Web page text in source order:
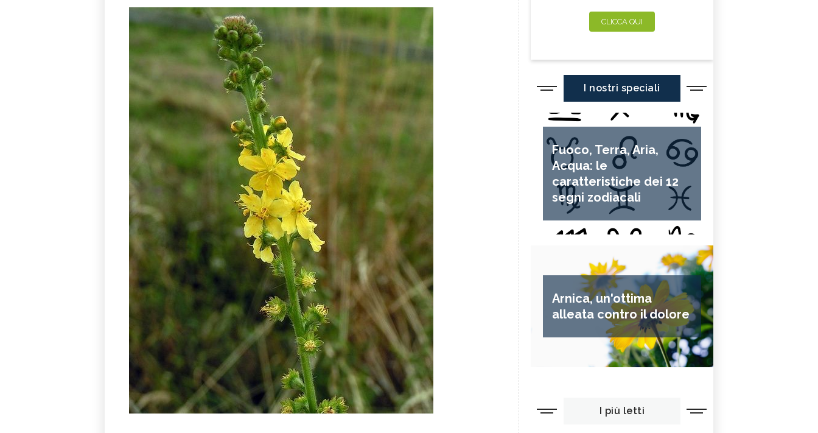
CLICCA QUI
I nostri speciali
Fuoco, Terra, Aria,
Acqua: le
caratteristiche dei 12
segni zodiacali
Arnica, un'ottima
alleata contro il dolore
I più letti